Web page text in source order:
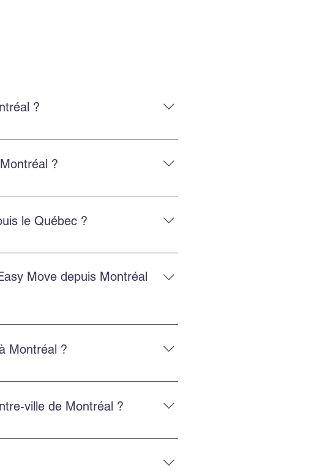
?
équipe expérimentée qui manipule
?
contactant via Facebook ou
le Québec ?
Contactez-nous pour une cotation
Move depuis Montréal
soumissions gratuites en ligne pour
Montréal ?
y compris vers les États-Unis.
ville de Montréal ?
et fiable.